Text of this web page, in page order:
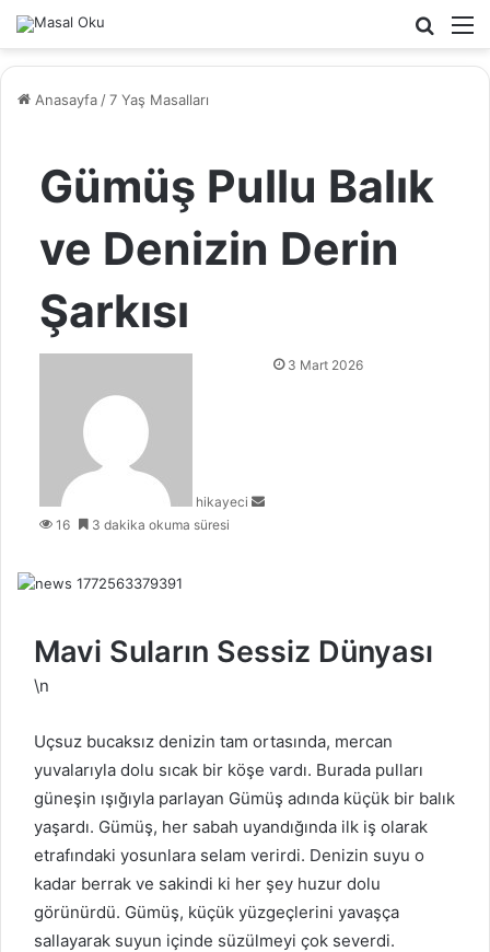
Arama
Anasayfa /7 Yaş Masalları
Gümüş Pullu Balık
ve Denizin Derin
Şarkısı
hikayeci
d
m
k
3 Mart 2026
16 3 dakika okuma süresi
Mavi Suların Sessiz Dünyası
\n
Uçsuz bucaksız denizin tam ortasında, mercan
yuvalarıyla dolu sıcak bir köşe vardı. Burada pulları
güneşin ışığıyla parlayan Gümüş adında küçük bir balık
yaşardı. Gümüş, her sabah uyandığında ilk iş olarak
etrafındaki yosunlara selam verirdi. Denizin suyu o
kadar berrak ve sakindi ki her şey huzur dolu
görünürdü. Gümüş, küçük yüzgeçlerini yavaşça
sallayarak suyun içinde süzülmeyi çok severdi.